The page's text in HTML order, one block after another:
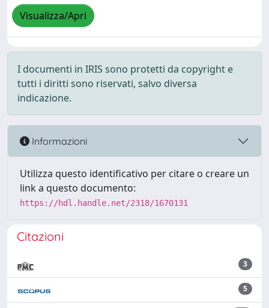
Visualizza/Apri
I documenti in IRIS sono protetti da copyright e
tutti i diritti sono riservati, salvo diversa
indicazione.
Informazioni
Utilizza questo identificativo per citare o creare un
link a questo documento:
https://hdl.handle.net/2318/1670131
Citazioni
3
5